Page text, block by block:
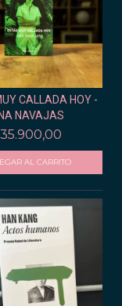
CALLADA HOY -
NAVAJAS